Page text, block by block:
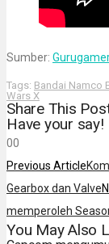
Sumber:
Tags: Bandai Namco
Wars X
Share This
Have your say!
00
Previous Article
Gearbox dan Valve
memperoleh
You May Also